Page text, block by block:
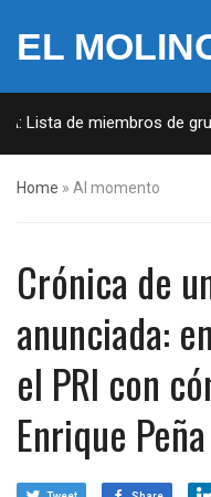
EL
Lista de miembros de
Home » Al momento
Crónica de
anunciada:
el PRI con
Enrique